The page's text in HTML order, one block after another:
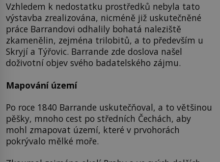
Vzhledem k nedostatku prostředků nebyla tato
výstavba zrealizována, nicméně již uskutečněné
práce Barrandovi odhalily bohatá naleziště
zkamenělin, zejména trilobitů, a to především u
Skryjí a Týřovic. Barrande zde doslova našel
doživotní objev svého badatelského zájmu.
Mapování území
Po roce 1840 Barrande uskutečňoval, a to většinou
pěšky, mnoho cest po středních Čechách, aby
mohl zmapovat území, které v prvohorách
pokrývalo mělké moře.